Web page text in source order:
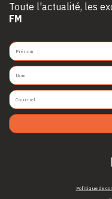
Toute l'actualité, les
FM
Politique de